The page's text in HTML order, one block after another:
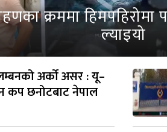
क्रममा
ल्याइयो
अर्को असर : यू–
कप छनोटबाट नेपाल